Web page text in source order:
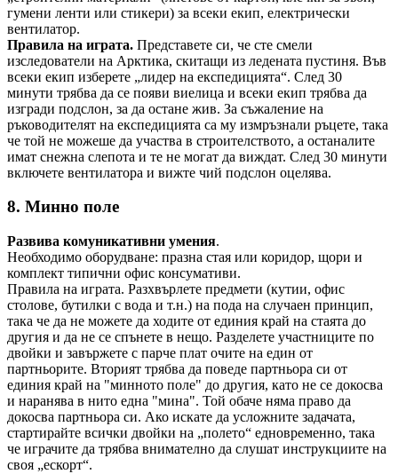
гумени ленти или стикери) за всеки екип, електрически
вентилатор.
Правила на играта. Представете си, че сте смели
изследователи на Арктика, скитащи из ледената пустиня. Във
всеки екип изберете „лидер на експедицията“. След 30
минути трябва да се появи виелица и всеки екип трябва да
изгради подслон, за да остане жив. За съжаление на
ръководителят на експедицията са му измръзнали ръцете, така
че той не можеше да участва в строителството, а останалите
имат снежна слепота и те не могат да виждат. След 30 минути
включете вентилатора и вижте чий подслон оцелява.
8. Минно поле
Развива комуникативни умения.
Необходимо оборудване: празна стая или коридор, щори и
комплект типични офис консумативи.
Правила на играта. Разхвърлете предмети (кутии, офис
столове, бутилки с вода и т.н.) на пода на случаен принцип,
така че да не можете да ходите от единия край на стаята до
другия и да не се спънете в нещо. Разделете участниците по
двойки и завържете с парче плат очите на един от
партньорите. Вторият трябва да поведе партньора си от
единия край на "минното поле" до другия, като не се докосва
и наранява в нито една "мина". Той обаче няма право да
докосва партньора си. Ако искате да усложните задачата,
стартирайте всички двойки на „полето“ едновременно, така
че играчите да трябва внимателно да слушат инструкциите на
своя „ескорт“.